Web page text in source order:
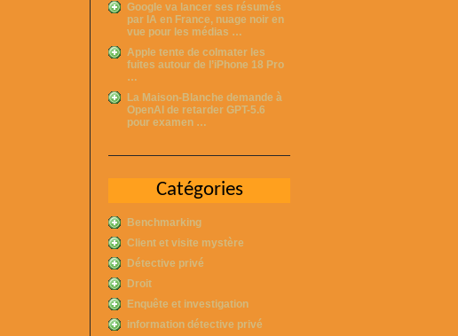
Google va lancer ses résumés
par IA en France, nuage noir en
vue pour les médias …
Apple tente de colmater les
fuites autour de l’iPhone 18 Pro
…
La Maison-Blanche demande à
OpenAI de retarder GPT-5.6
pour examen …
Catégories
Benchmarking
Client et visite mystère
Détective privé
Droit
Enquête et investigation
information détective privé